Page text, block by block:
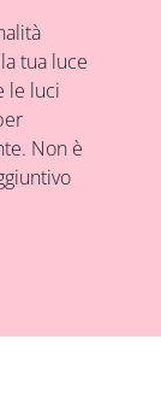
tua luce
le luci
Non è